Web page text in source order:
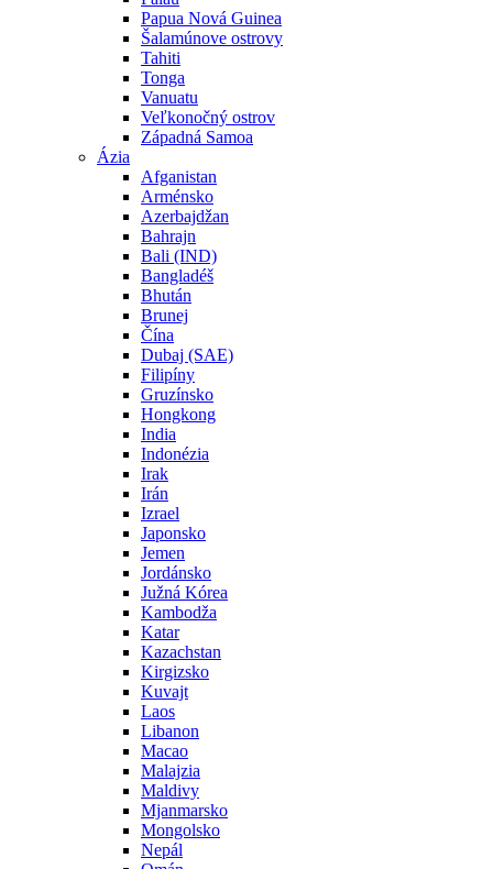
Papua Nová Guinea
Šalamúnove ostrovy
Tahiti
Tonga
Vanuatu
Veľkonočný ostrov
Západná Samoa
Ázia
Afganistan
Arménsko
Azerbajdžan
Bahrajn
Bali (IND)
Bangladéš
Bhután
Brunej
Čína
Dubaj (SAE)
Filipíny
Gruzínsko
Hongkong
India
Indonézia
Irak
Irán
Izrael
Japonsko
Jemen
Jordánsko
Južná Kórea
Kambodža
Katar
Kazachstan
Kirgizsko
Kuvajt
Laos
Libanon
Macao
Malajzia
Maldivy
Mjanmarsko
Mongolsko
Nepál